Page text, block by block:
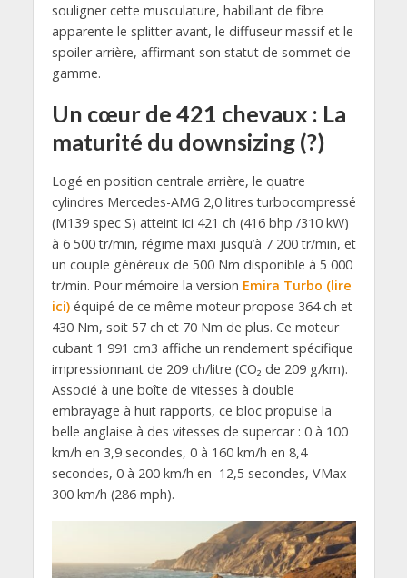
souligner cette musculature, habillant de fibre
apparente le splitter avant, le diffuseur massif et le
spoiler arrière, affirmant son statut de sommet de
gamme.
Un cœur de 421 chevaux : La
maturité du downsizing (?)
Logé en position centrale arrière, le quatre
cylindres Mercedes-AMG 2,0 litres turbocompressé
(M139 spec S) atteint ici 421 ch (416 bhp /310 kW)
à 6 500 tr/min, régime maxi jusqu’à 7 200 tr/min, et
un couple généreux de 500 Nm disponible à 5 000
tr/min. Pour mémoire la version Emira Turbo (lire
ici)équipé de ce même moteur propose 364 ch et
430 Nm, soit 57 ch et 70 Nm de plus. Ce moteur
cubant 1 991 cm3 affiche un rendement spécifique
impressionnant de 209 ch/litre (CO₂ de 209 g/km).
Associé à une boîte de vitesses à double
embrayage à huit rapports, ce bloc propulse la
belle anglaise à des vitesses de supercar : 0 à 100
km/h en 3,9 secondes, 0 à 160 km/h en 8,4
secondes, 0 à 200 km/h en 12,5 secondes, VMax
300 km/h (286 mph).